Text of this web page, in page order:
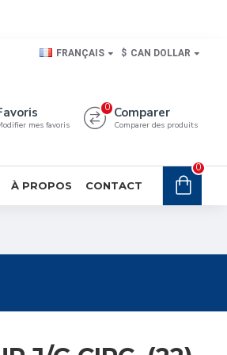
FRANÇAIS $ CAN DOLLAR
mes favoris
Comparer
Comparer des produits
0
À PROPOS CONTACT
0